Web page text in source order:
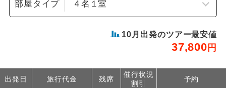
部屋タイプ
10 月出発のツアー最安値
37,800 円
出発日 旅行代金 残席
催行状況
割引
予約